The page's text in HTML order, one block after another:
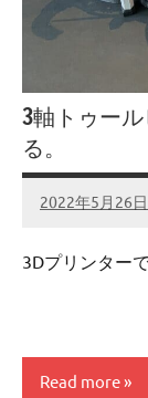
3軸トゥー
る。
2022年5月26日
admin
No
3Dプリンター
Read more